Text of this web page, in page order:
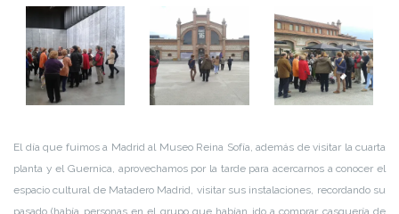
El día que fuimos a Madrid al Museo Reina Sofía, además de visitar la cuarta
planta y el Guernica, aprovechamos por la tarde para acercarnos a conocer el
espacio cultural de Matadero Madrid, visitar sus instalaciones, recordando su
pasado (había personas en el grupo que habían ido a comprar casquería de